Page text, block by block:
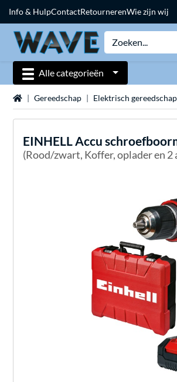
Info & HulpContactRetournerenWie zijn wij
Alle categorieën
HomeGereedschap Elektrisch gereedschap
EINHELL Accu
(Rood/zwart, Koffer, oplader en 2